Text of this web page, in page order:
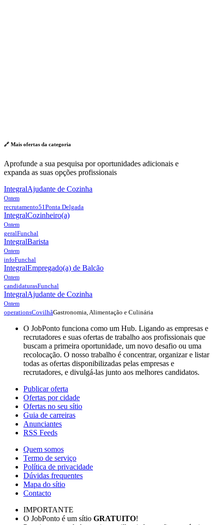
🔗 Mais ofertas da categoria
Aprofunde a sua pesquisa por oportunidades adicionais e
expanda as suas opções profissionais
IntegralAjudante de Cozinha
Ontem
recrutamento51 Ponta Delgada
IntegralCozinheiro(a)
Ontem
geralFunchal
IntegralBarista
Ontem
infoFunchal
IntegralEmpregado(a) de Balcão
Ontem
candidaturasFunchal
IntegralAjudante de Cozinha
Ontem
operationsCovilhãGastronomia, Alimentação e Culinária
O JobPonto funciona como um Hub. Ligando as empresas e
recrutadores e suas ofertas de trabalho aos profissionais que
buscam a primeira oportunidade, um novo desafio ou uma
recolocação. O nosso trabalho é concentrar, organizar e listar
todas as ofertas disponibilizadas pelas empresas e
recrutadores, e divulgá-las junto aos melhores candidatos.
Publicar oferta
Ofertas por cidade
Ofertas no seu sítio
Guia de carreiras
Anunciantes
RSS Feeds
Quem somos
Termo de serviço
Política de privacidade
Dúvidas frequentes
Mapa do sítio
Contacto
IMPORTANTE
O JobPonto é um sítio GRATUITO!